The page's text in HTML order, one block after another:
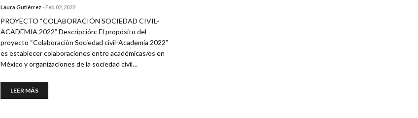
Laura Gutiérrez -Feb 02, 2022
PROYECTO “COLABORACIÓN SOCIEDAD CIVIL-
ACADEMIA 2022” Descripción: El propósito del
proyecto “Colaboración Sociedad civil-Academia 2022”
es establecer colaboraciones entre académicas/os en
México y organizaciones de la sociedad civil…
LEER MÁS